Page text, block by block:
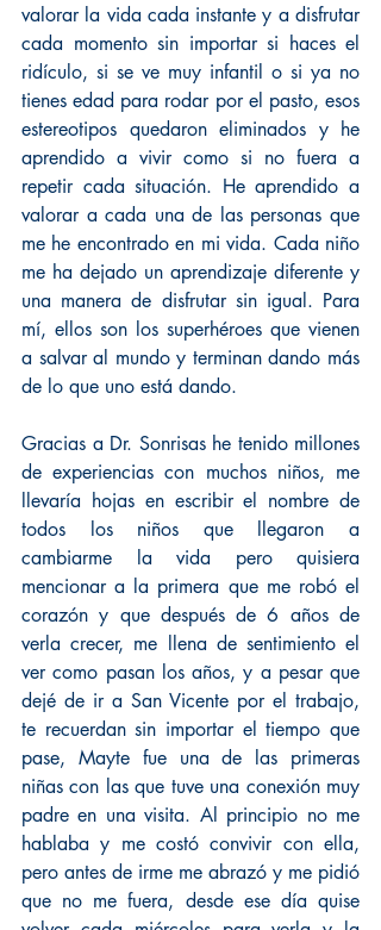
valorar la vida cada instante y a disfrutar
cada momento sin importar si haces el
ridículo, si se ve muy infantil o si ya no
tienes edad para rodar por el pasto, esos
estereotipos quedaron eliminados y he
aprendido a vivir como si no fuera a
repetir cada situación. He aprendido a
valorar a cada una de las personas que
me he encontrado en mi vida. Cada niño
me ha dejado un aprendizaje diferente y
una manera de disfrutar sin igual. Para
mí, ellos son los superhéroes que vienen
a salvar al mundo y terminan dando más
de lo que uno está dando.
Gracias a Dr. Sonrisas he tenido millones
de experiencias con muchos niños, me
llevaría hojas en escribir el nombre de
todos los niños que llegaron a
cambiarme la vida pero quisiera
mencionar a la primera que me robó el
corazón y que después de 6 años de
verla crecer, me llena de sentimiento el
ver como pasan los años, y a pesar que
dejé de ir a San Vicente por el trabajo,
te recuerdan sin importar el tiempo que
pase, Mayte fue una de las primeras
niñas con las que tuve una conexión muy
padre en una visita. Al principio no me
hablaba y me costó convivir con ella,
pero antes de irme me abrazó y me pidió
que no me fuera, desde ese día quise